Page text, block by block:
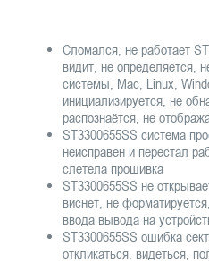
Сломался, не работает
видит, не определяется,
системы, Mac, Linux,
инициализируется, не
распознаётся, не
ST3300655SS система
неисправен и перестал
слетела прошивка
ST3300655SS не
виснет, не
ввода вывода на
ST3300655SS ошибка
откликаться, видеться,